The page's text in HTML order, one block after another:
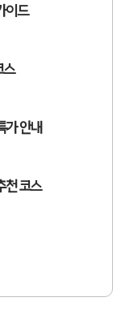
이드
스
가 안내
천 코스